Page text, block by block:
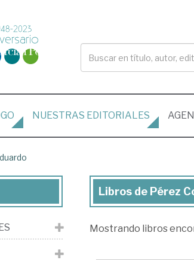
NUESTRAS EDITORIALES
Libros
Pérez
Libros de Pérez
Mostrando libros